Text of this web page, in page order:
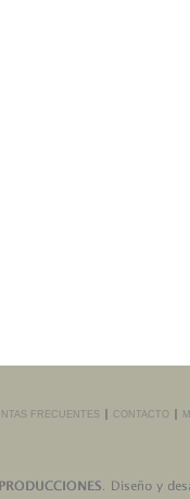
FRECUENTES CONTACTO